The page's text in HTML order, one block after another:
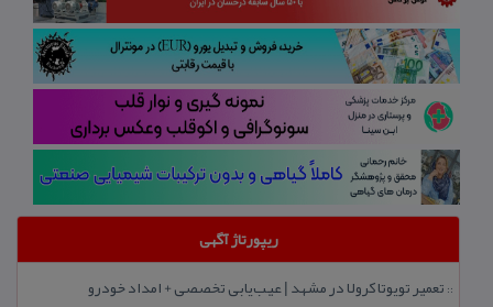
ریپورتاژ آگهی
:: تعمیر تویوتا كرولا در مشهد | عیب‌یابی تخصصی + امداد خودرو